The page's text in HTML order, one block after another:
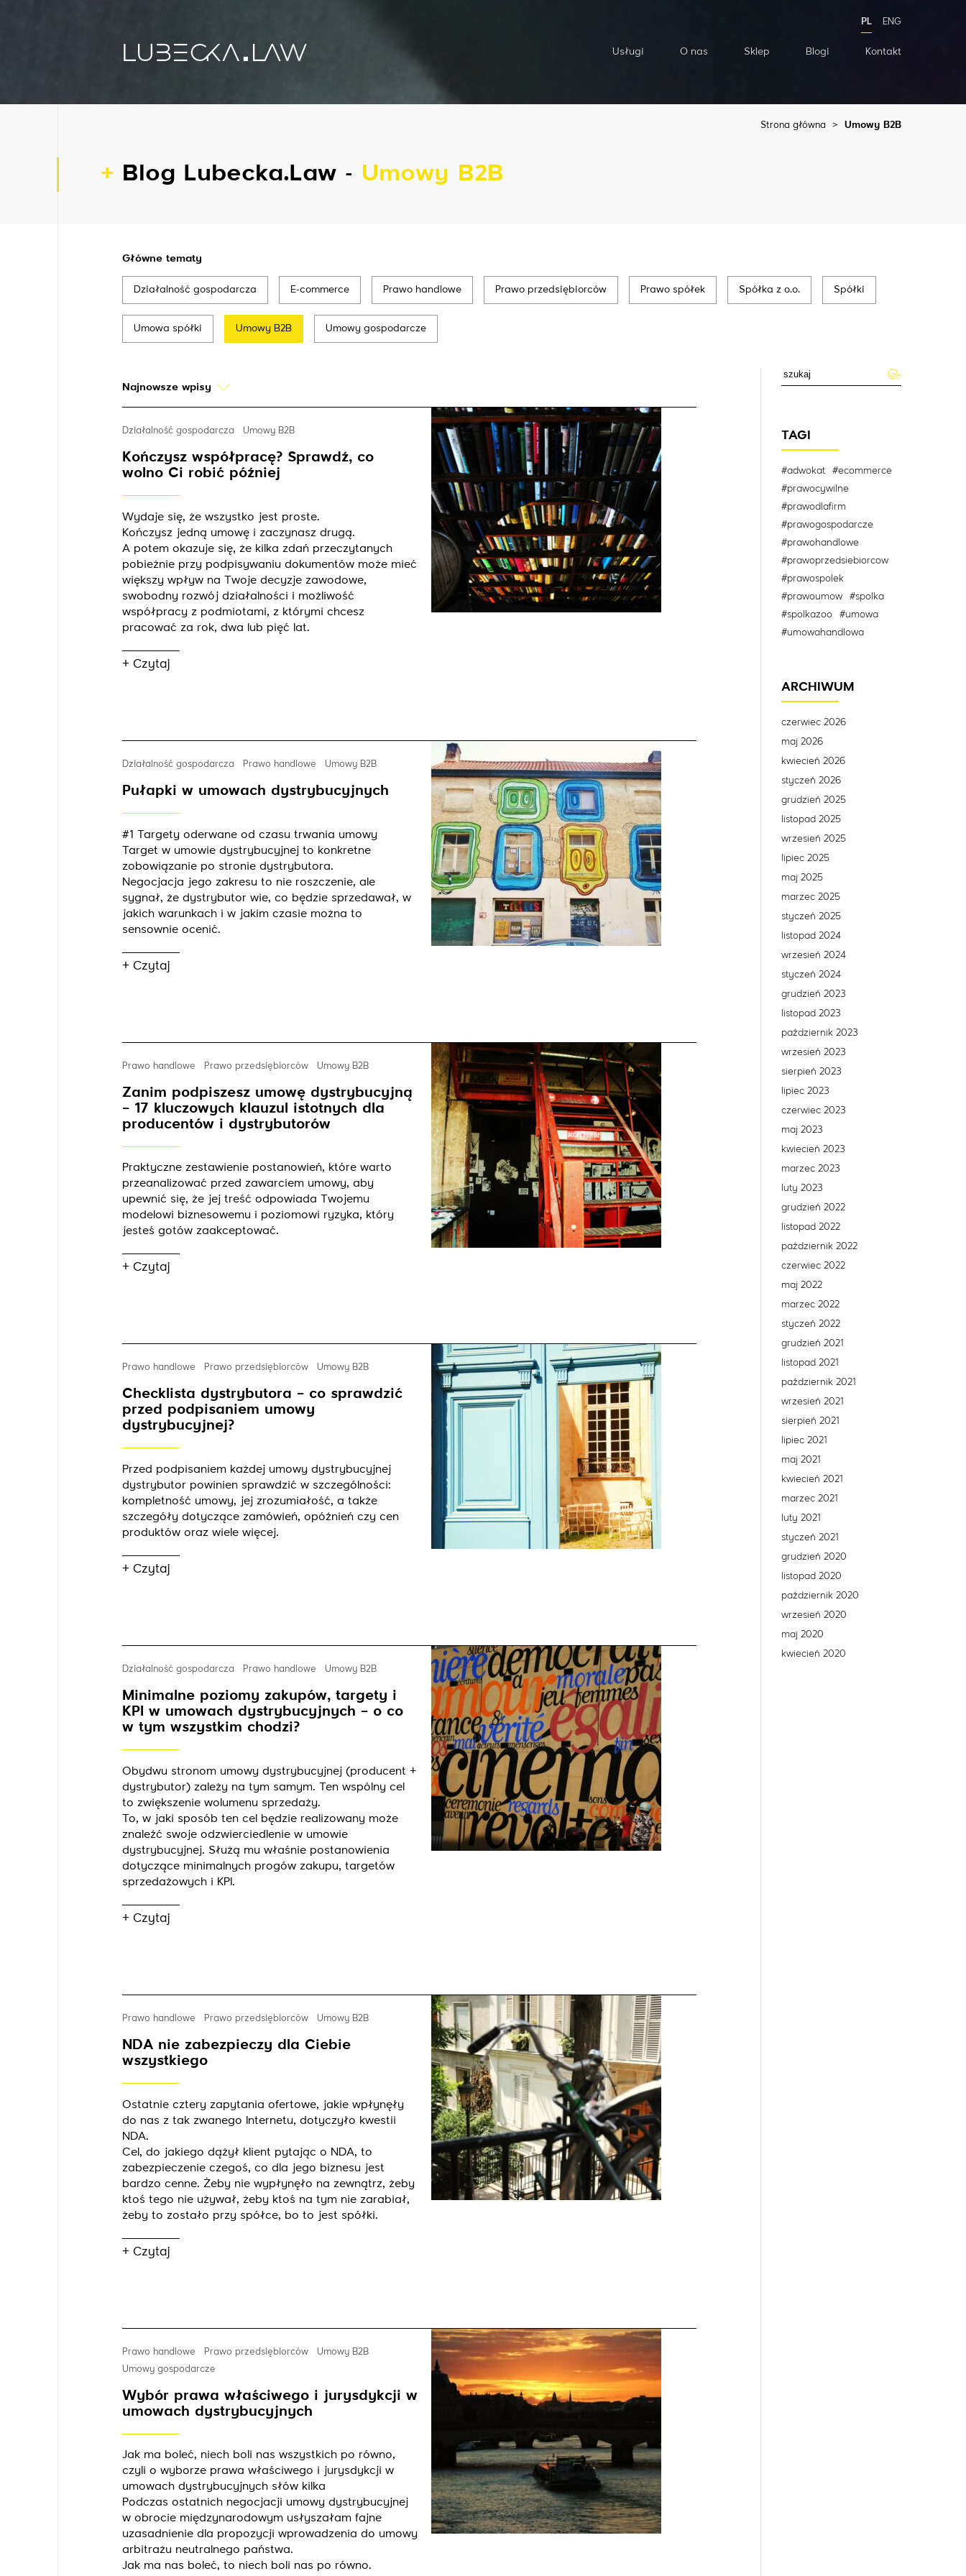
Usługi O nas Sklep Blogi Kontakt
PL ENG
Strona główna > Umowy B2B
Blog Lubecka.Law - Umowy B2B
Główne tematy
Działalność gospodarcza E-commerce Prawo handlowe Prawo przedsiębiorców Prawo spółek Spółka z o.o. Spółki
Umowa spółki Umowy B2B Umowy gospodarcze
Najnowsze wpisy
Działalność gospodarcza Umowy B2B
Kończysz współpracę? Sprawdź, co
wolno Ci robić później
Wydaje się, że wszystko jest proste.
Kończysz jedną umowę i zaczynasz drugą.
A potem okazuje się, że kilka zdań przeczytanych
pobieżnie przy podpisywaniu dokumentów może mieć
większy wpływ na Twoje decyzje zawodowe,
swobodny rozwój działalności i możliwość
współpracy z podmiotami, z którymi chcesz
pracować za rok, dwa lub pięć lat.
+ Czytaj
Działalność gospodarcza Prawo handlowe Umowy B2B
Pułapki w umowach dystrybucyjnych
#1 Targety oderwane od czasu trwania umowy
Target w umowie dystrybucyjnej to konkretne
zobowiązanie po stronie dystrybutora.
Negocjacja jego zakresu to nie roszczenie, ale
sygnał, że dystrybutor wie, co będzie sprzedawał, w
jakich warunkach i w jakim czasie można to
sensownie ocenić.
+ Czytaj
Prawo handlowe Prawo przedsiębiorców Umowy B2B
Zanim podpiszesz umowę dystrybucyjną
– 17 kluczowych klauzul istotnych dla
producentów i dystrybutorów
Praktyczne zestawienie postanowień, które warto
przeanalizować przed zawarciem umowy, aby
upewnić się, że jej treść odpowiada Twojemu
modelowi biznesowemu i poziomowi ryzyka, który
jesteś gotów zaakceptować.
+ Czytaj
Prawo handlowe Prawo przedsiębiorców Umowy B2B
Checklista dystrybutora – co sprawdzić
przed podpisaniem umowy
dystrybucyjnej?
Przed podpisaniem każdej umowy dystrybucyjnej
dystrybutor powinien sprawdzić w szczególności:
kompletność umowy, jej zrozumiałość, a także
szczegóły dotyczące zamówień, opóźnień czy cen
produktów oraz wiele więcej.
+ Czytaj
Działalność gospodarcza Prawo handlowe Umowy B2B
Minimalne poziomy zakupów, targety i
KPI w umowach dystrybucyjnych – o co
w tym wszystkim chodzi?
Obydwu stronom umowy dystrybucyjnej (producent +
dystrybutor) zależy na tym samym. Ten wspólny cel
to zwiększenie wolumenu sprzedaży.
To, w jaki sposób ten cel będzie realizowany może
znaleźć swoje odzwierciedlenie w umowie
dystrybucyjnej. Służą mu właśnie postanowienia
dotyczące minimalnych progów zakupu, targetów
sprzedażowych i KPI.
+ Czytaj
Prawo handlowe Prawo przedsiębiorców Umowy B2B
NDA nie zabezpieczy dla Ciebie
wszystkiego
Ostatnie cztery zapytania ofertowe, jakie wpłynęły
do nas z tak zwanego Internetu, dotyczyło kwestii
NDA.
Cel, do jakiego dążył klient pytając o NDA, to
zabezpieczenie czegoś, co dla jego biznesu jest
bardzo cenne. Żeby nie wypłynęło na zewnątrz, żeby
ktoś tego nie używał, żeby ktoś na tym nie zarabiał,
żeby to zostało przy spółce, bo to jest spółki.
+ Czytaj
Prawo handlowe Prawo przedsiębiorców
Umowy B2B
Umowy gospodarcze
Wybór prawa właściwego i jurysdykcji w
umowach dystrybucyjnych
Jak ma boleć, niech boli nas wszystkich po równo,
czyli o wyborze prawa właściwego i jurysdykcji w
umowach dystrybucyjnych słów kilka
Podczas ostatnich negocjacji umowy dystrybucyjnej
w obrocie międzynarodowym usłyszałam fajne
uzasadnienie dla propozycji wprowadzenia do umowy
arbitrażu neutralnego państwa.
Jak ma nas boleć, to niech boli nas po równo.
TAGI
#adwokat
#ecommerce
#prawocywilne
#prawodlafirm
#prawogospodarcze
#prawohandlowe
#prawoprzedsiebiorcow
#prawospolek
#prawoumow
#spolka
#spolkazoo
#umowa
#umowahandlowa
ARCHIWUM
czerwiec 2026
maj 2026
kwiecień 2026
styczeń 2026
grudzień 2025
listopad 2025
wrzesień 2025
lipiec 2025
maj 2025
marzec 2025
styczeń 2025
listopad 2024
wrzesień 2024
styczeń 2024
grudzień 2023
listopad 2023
październik 2023
wrzesień 2023
sierpień 2023
lipiec 2023
czerwiec 2023
maj 2023
kwiecień 2023
marzec 2023
luty 2023
grudzień 2022
listopad 2022
październik 2022
czerwiec 2022
maj 2022
marzec 2022
styczeń 2022
grudzień 2021
listopad 2021
październik 2021
wrzesień 2021
sierpień 2021
lipiec 2021
maj 2021
kwiecień 2021
marzec 2021
luty 2021
styczeń 2021
grudzień 2020
listopad 2020
październik 2020
wrzesień 2020
maj 2020
kwiecień 2020